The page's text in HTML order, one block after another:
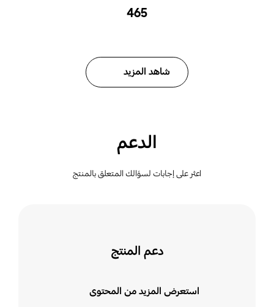
شاهد المزيد
الدعم
اعثر على إجابات لسؤالك المتعلق بالمنتج
دعم المنتج
استعرض المزيد من المحتوى